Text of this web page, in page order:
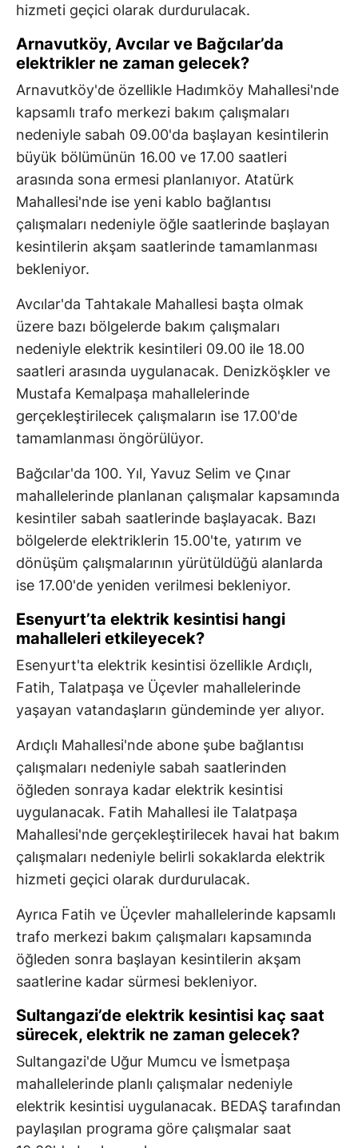
hizmeti geçici olarak durdurulacak.
Arnavutköy, Avcılar ve Bağcılar’da
elektrikler ne zaman gelecek?
Arnavutköy'de özellikle Hadımköy Mahallesi'nde
kapsamlı trafo merkezi bakım çalışmaları
nedeniyle sabah 09.00'da başlayan kesintilerin
büyük bölümünün 16.00 ve 17.00 saatleri
arasında sona ermesi planlanıyor. Atatürk
Mahallesi'nde ise yeni kablo bağlantısı
çalışmaları nedeniyle öğle saatlerinde başlayan
kesintilerin akşam saatlerinde tamamlanması
bekleniyor.
Avcılar'da Tahtakale Mahallesi başta olmak
üzere bazı bölgelerde bakım çalışmaları
nedeniyle elektrik kesintileri 09.00 ile 18.00
saatleri arasında uygulanacak. Denizköşkler ve
Mustafa Kemalpaşa mahallelerinde
gerçekleştirilecek çalışmaların ise 17.00'de
tamamlanması öngörülüyor.
Bağcılar'da 100. Yıl, Yavuz Selim ve Çınar
mahallelerinde planlanan çalışmalar kapsamında
kesintiler sabah saatlerinde başlayacak. Bazı
bölgelerde elektriklerin 15.00'te, yatırım ve
dönüşüm çalışmalarının yürütüldüğü alanlarda
ise 17.00'de yeniden verilmesi bekleniyor.
Esenyurt’ta elektrik kesintisi hangi
mahalleleri etkileyecek?
Esenyurt'ta elektrik kesintisi özellikle Ardıçlı,
Fatih, Talatpaşa ve Üçevler mahallelerinde
yaşayan vatandaşların gündeminde yer alıyor.
Ardıçlı Mahallesi'nde abone şube bağlantısı
çalışmaları nedeniyle sabah saatlerinden
öğleden sonraya kadar elektrik kesintisi
uygulanacak. Fatih Mahallesi ile Talatpaşa
Mahallesi'nde gerçekleştirilecek havai hat bakım
çalışmaları nedeniyle belirli sokaklarda elektrik
hizmeti geçici olarak durdurulacak.
Ayrıca Fatih ve Üçevler mahallelerinde kapsamlı
trafo merkezi bakım çalışmaları kapsamında
öğleden sonra başlayan kesintilerin akşam
saatlerine kadar sürmesi bekleniyor.
Sultangazi’de elektrik kesintisi kaç saat
sürecek, elektrik ne zaman gelecek?
Sultangazi'de Uğur Mumcu ve İsmetpaşa
mahallelerinde planlı çalışmalar nedeniyle
elektrik kesintisi uygulanacak. BEDAŞ tarafından
paylaşılan programa göre çalışmalar saat